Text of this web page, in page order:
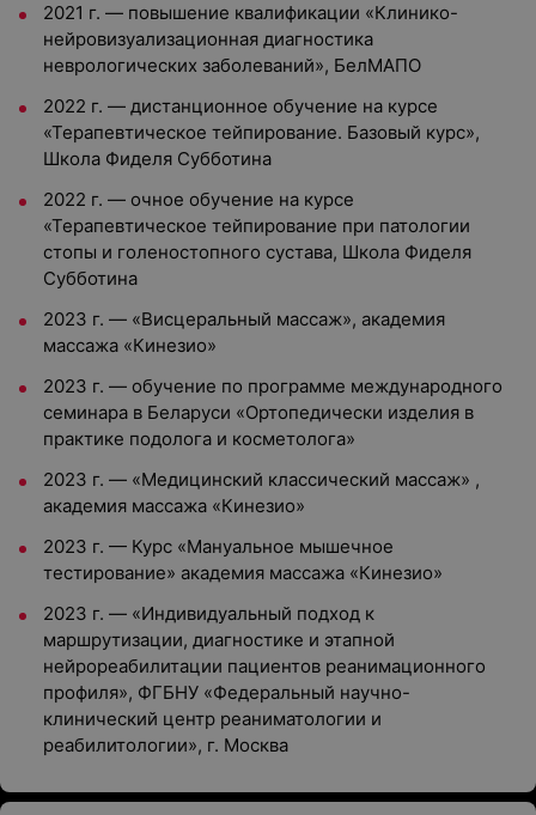
2021 г. — повышение квалификации «Клинико-
нейровизуализационная диагностика
неврологических заболеваний», БелМАПО
2022 г. — дистанционное обучение на курсе
«Терапевтическое тейпирование. Базовый курс»,
Школа Фиделя Субботина
2022 г. — очное обучение на курсе
«Терапевтическое тейпирование при патологии
стопы и голеностопного сустава, Школа Фиделя
Субботина
2023 г. — «Висцеральный массаж», академия
массажа «Кинезио»
2023 г. — обучение по программе международного
семинара в Беларуси «Ортопедически изделия в
практике подолога и косметолога»
2023 г. — «Медицинский классический массаж» ,
академия массажа «Кинезио»
2023 г. — Курс «Мануальное мышечное
тестирование» академия массажа «Кинезио»
2023 г. — «Индивидуальный подход к
маршрутизации, диагностике и этапной
нейрореабилитации пациентов реанимационного
профиля», ФГБНУ «Федеральный научно-
клинический центр реаниматологии и
реабилитологии», г. Москва